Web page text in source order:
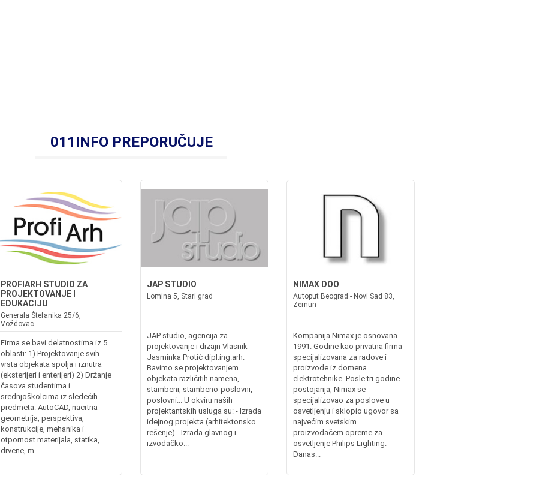
011INFO PREPORUČUJE
PROFIARH STUDIO ZA
PROJEKTOVANJE I
EDUKACIJU
Generala Štefanika 25/6,
Voždovac
Firma se bavi delatnostima iz 5
oblasti: 1) Projektovanje svih
vrsta objekata spolja i iznutra
(eksterijeri i enterijeri) 2) Držanje
časova studentima i
srednjoškolcima iz sledećih
predmeta: AutoCAD, nacrtna
geometrija, perspektiva,
konstrukcije, mehanika i
otpornost materijala, statika,
drvene, m...
JAP STUDIO
Lomina 5, Stari grad
JAP studio, agencija za
projektovanje i dizajn Vlasnik
Jasminka Protić dipl.ing.arh.
Bavimo se projektovanjem
objekata različitih namena,
stambeni, stambeno-poslovni,
poslovni... U okviru naših
projektantskih usluga su: - Izrada
idejnog projekta (arhitektonsko
rešenje) - Izrada glavnog i
izvođačko...
NIMAX DOO
Autoput Beograd - Novi Sad 83,
Zemun
Kompanija Nimax je osnovana
1991. Godine kao privatna firma
specijalizovana za radove i
proizvode iz domena
elektrotehnike. Posle tri godine
postojanja, Nimax se
specijalizovao za poslove u
osvetljenju i sklopio ugovor sa
najvećim svetskim
proizvođačem opreme za
osvetljenje Philips Lighting.
Danas...